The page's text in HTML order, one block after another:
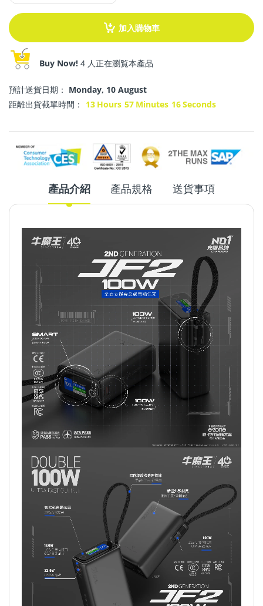
加入購物車
Buy Now! 4 人正在瀏覧本產品
預計送貨日期： Monday, 10 August
距離出貨截單時間：
13 Hours 57 Minutes 16Seconds
產品介紹 產品規格 送貨事項